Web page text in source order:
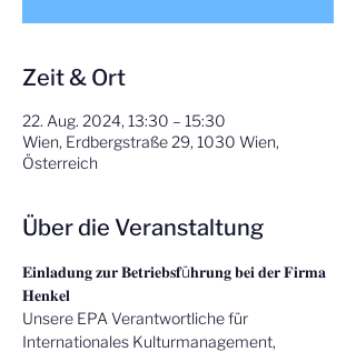
Zeit & Ort
22. Aug. 2024, 13:30 – 15:30
Wien, Erdbergstraße 29, 1030 Wien,
Österreich
Über die Veranstaltung
𝐄𝐢𝐧𝐥𝐚𝐝𝐮𝐧𝐠 𝐳𝐮𝐫 𝐁𝐞𝐭𝐫𝐢𝐞𝐛𝐬𝐟ü𝐡𝐫𝐮𝐧𝐠 𝐛𝐞𝐢 𝐝𝐞𝐫 𝐅𝐢𝐫𝐦𝐚
𝐇𝐞𝐧𝐤𝐞𝐥
Unsere EPA Verantwortliche für
Internationales Kulturmanagement,